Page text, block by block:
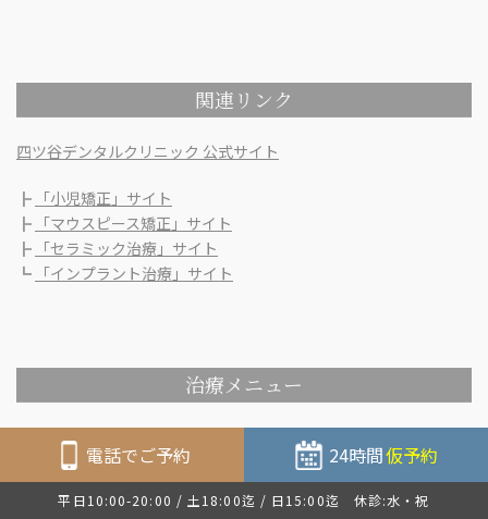
関連リンク
四ツ谷デンタルクリニック 公式サイト
┣ 「小児矯正」サイト
┣ 「マウスピース矯正」サイト
┣ 「セラミック治療」サイト
┗ 「インプラント治療」サイト
治療メニュー
歯周病について
虫歯について
小児の歯科治療・予防
電話でご予約 24時間仮予約
平日10:00-20:00 / 土18:00迄 / 日15:00迄 休診:水・祝